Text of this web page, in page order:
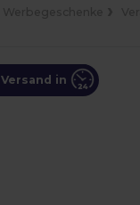
Versand in